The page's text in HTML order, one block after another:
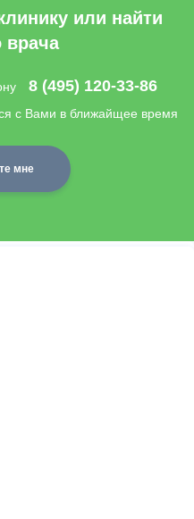
или найти
врача
8 (495) 120-33-86
с Вами в ближайщее время
мне